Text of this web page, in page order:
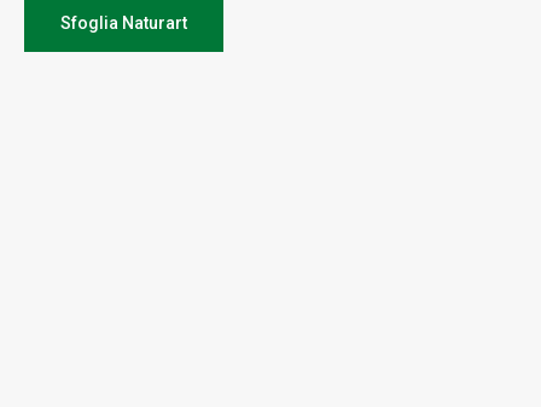
Sfoglia Naturart